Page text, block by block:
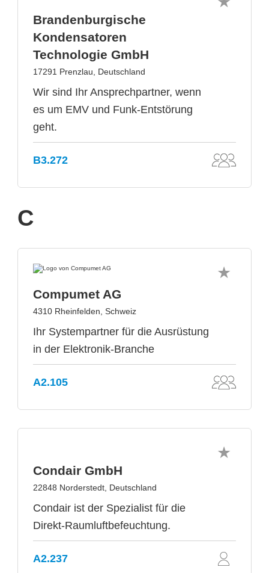
Brandenburgische
Kondensatoren
Technologie GmbH
17291 Prenzlau, Deutschland
Wir sind Ihr Ansprechpartner, wenn
es um EMV und Funk-Entstörung
geht.
B3.272
C
Compumet AG
4310 Rheinfelden, Schweiz
Ihr Systempartner für die Ausrüstung
in der Elektronik-Branche
A2.105
Condair GmbH
22848 Norderstedt, Deutschland
Condair ist der Spezialist für die
Direkt-Raumluftbefeuchtung.
A2.237